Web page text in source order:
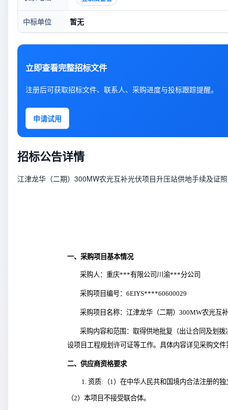
中标单位 暂无
立即查看完整招标文件
注册后可获取招标文件、联系人、采购进度与投标跟踪提醒。
申请试用
招标公告详情
江津龙华（二期）300MW农光互补光伏项目升压站供地手续及证
一、采购项目基本情况
采购人：重庆***有限公司川渝***分公司
采购项目编号：6EIYS****60600029
采购项目名称：江津龙华（二期）300MW农光互
采购内容和范围：取得供地批复（出让合同及划
设项目工程规划许可证等工作。具体内容详见采购文件
二、供应商资格要求
1. 资质:（1）在中华人民共和国境内合法注册的
（2）本项目不接受联合体。